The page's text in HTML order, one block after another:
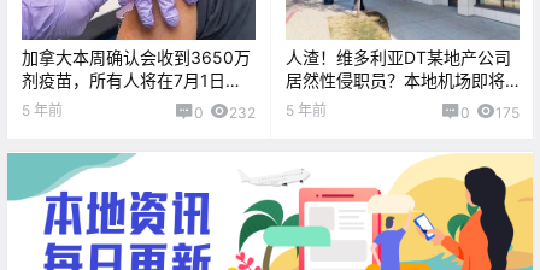
加拿大本周确认会收到3650万
剂疫苗，所有人将在7月1日前
打上第一针！
5 年前 0 232
人渣！维多利亚DT某地产公司
居然性侵职员？本地机场即将
增加多条内陆航线！
5 年前 0 175